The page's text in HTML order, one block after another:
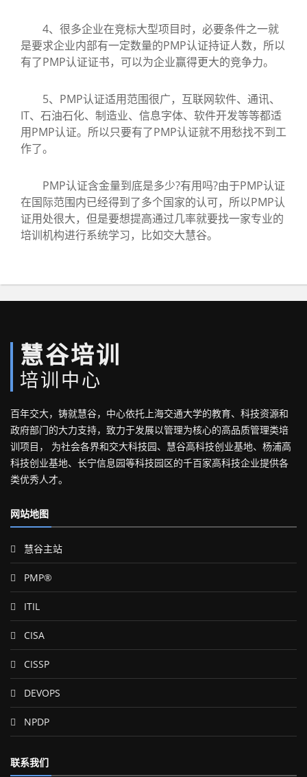
4、很多企业在竞标大型项目时，必要条件之一就
是要求企业内部有一定数量的PMP认证持证人数，所以
有了PMP认证证书，可以为企业赢得更大的竞争力。
5、PMP认证适用范围很广，互联网软件、通讯、
IT、石油石化、制造业、信息字体、软件开发等等都适
用PMP认证。所以只要有了PMP认证就不用愁找不到工
作了。
PMP认证含金量到底是多少?有用吗?由于PMP认证
在国际范围内已经得到了多个国家的认可，所以PMP认
证用处很大，但是要想提高通过几率就要找一家专业的
培训机构进行系统学习，比如交大慧谷。
慧谷培训
培训中心
百年交大，铸就慧谷，中心依托上海交通大学的教育、科技资源和
政府部门的大力支持，致力于发展以管理为核心的高品质管理类培
训项目， 为社会各界和交大科技园、慧谷高科技创业基地、杨浦高
科技创业基地、长宁信息园等科技园区的千百家高科技企业提供各
类优秀人才。
网站地图
慧谷主站
PMP®
ITIL
CISA
CISSP
DEVOPS
NPDP
联系我们